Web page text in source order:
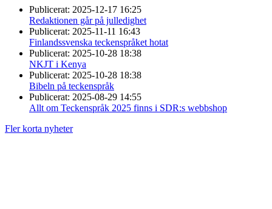
Publicerat: 2025-12-17 16:25
Redaktionen går på julledighet
Publicerat: 2025-11-11 16:43
Finlandssvenska teckenspråket hotat
Publicerat: 2025-10-28 18:38
NKJT i Kenya
Publicerat: 2025-10-28 18:38
Bibeln på teckenspråk
Publicerat: 2025-08-29 14:55
Allt om Teckenspråk 2025 finns i SDR:s webbshop
Fler korta nyheter